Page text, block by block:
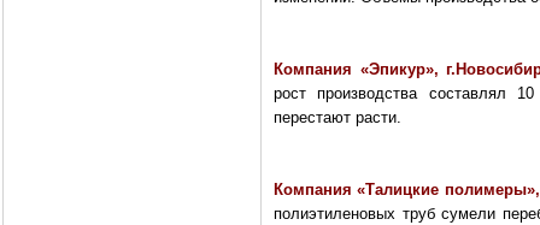
Компания «Эпикур»,
рост производства составлял
перестают расти.
Компания «Талицкие
полиэтиленовых труб сумели